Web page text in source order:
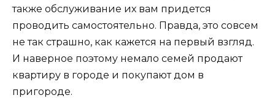
также обслуживание их вам придется
проводить самостоятельно. Правда, это совсем
не так страшно, как кажется на первый взгляд.
И наверное поэтому немало семей продают
квартиру в городе и покупают дом в
пригороде.